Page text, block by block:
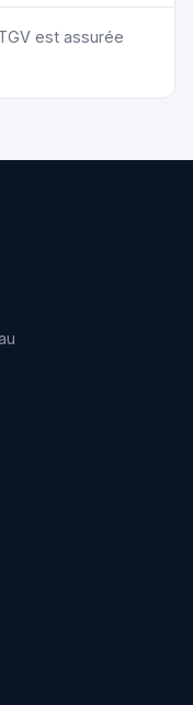
est assurée